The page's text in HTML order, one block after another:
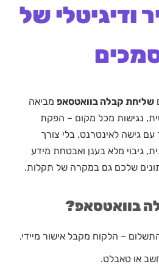
ודיגיטלי של
שליחת קבלה בוואטסאפ מביאה
נגישות מכל מקום – הפקת
גישה לאינטרנט, בלי צורך
גיבוי מלא בענן ואבטחת מידע
שלכם גם במקרה של תקלות.
בוואטסאפ?
– הלקוח מקבל אישור מיידי.
או טאבלט.